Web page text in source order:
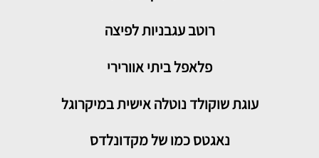
רוטב עגבניות לפיצה
פלאפל ביתי אוורירי
עוגת שוקולד נוטלה אישית במיקרוגל
נאגטס כמו של מקדונלדס